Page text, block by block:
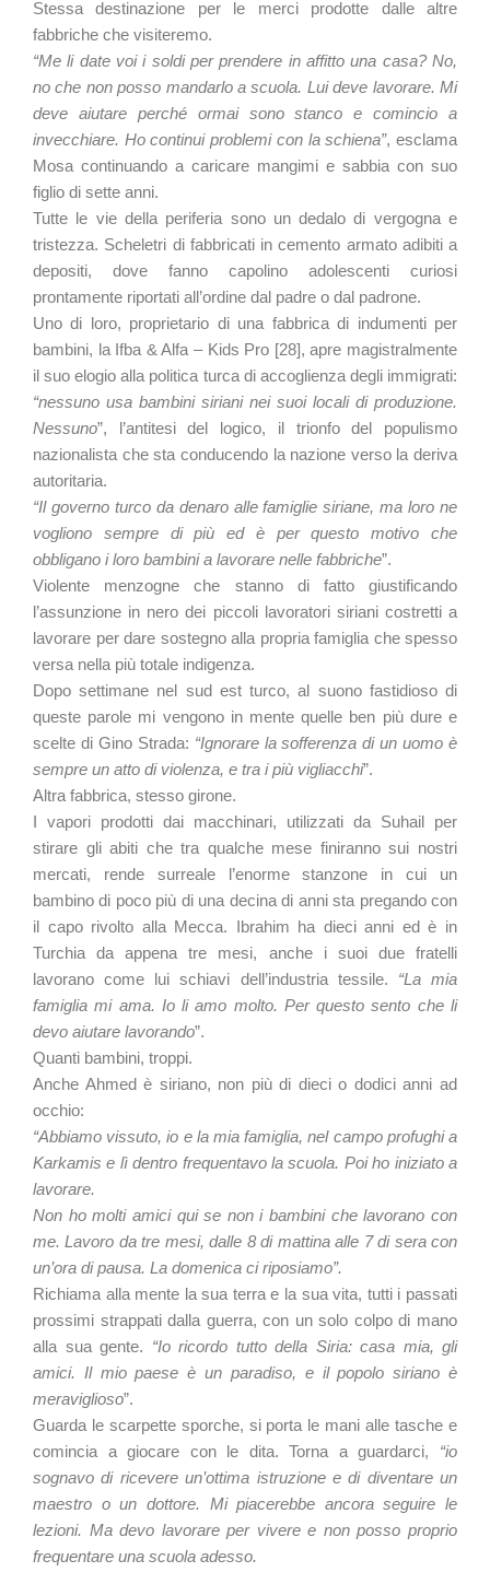
Stessa destinazione per le merci prodotte dalle altre
fabbriche che visiteremo.
“Me li date voi i soldi per prendere in affitto una casa? No,
no che non posso mandarlo a scuola. Lui deve lavorare. Mi
deve aiutare perché ormai sono stanco e comincio a
invecchiare. Ho continui problemi con la schiena”, esclama
Mosa continuando a caricare mangimi e sabbia con suo
figlio di sette anni.
Tutte le vie della periferia sono un dedalo di vergogna e
tristezza. Scheletri di fabbricati in cemento armato adibiti a
depositi, dove fanno capolino adolescenti curiosi
prontamente riportati all’ordine dal padre o dal padrone.
Uno di loro, proprietario di una fabbrica di indumenti per
bambini, la Ifba & Alfa – Kids Pro [28], apre magistralmente
il suo elogio alla politica turca di accoglienza degli immigrati:
“nessuno usa bambini siriani nei suoi locali di produzione.
Nessuno”, l’antitesi del logico, il trionfo del populismo
nazionalista che sta conducendo la nazione verso la deriva
autoritaria.
“Il governo turco da denaro alle famiglie siriane, ma loro ne
vogliono sempre di più ed è per questo motivo che
obbligano i loro bambini a lavorare nelle fabbriche”.
Violente menzogne che stanno di fatto giustificando
l’assunzione in nero dei piccoli lavoratori siriani costretti a
lavorare per dare sostegno alla propria famiglia che spesso
versa nella più totale indigenza.
Dopo settimane nel sud est turco, al suono fastidioso di
queste parole mi vengono in mente quelle ben più dure e
scelte di Gino Strada: “Ignorare la sofferenza di un uomo è
sempre un atto di violenza, e tra i più vigliacchi”.
Altra fabbrica, stesso girone.
I vapori prodotti dai macchinari, utilizzati da Suhail per
stirare gli abiti che tra qualche mese finiranno sui nostri
mercati, rende surreale l’enorme stanzone in cui un
bambino di poco più di una decina di anni sta pregando con
il capo rivolto alla Mecca. Ibrahim ha dieci anni ed è in
Turchia da appena tre mesi, anche i suoi due fratelli
lavorano come lui schiavi dell’industria tessile. “La mia
famiglia mi ama. Io li amo molto. Per questo sento che li
devo aiutare lavorando”.
Quanti bambini, troppi.
Anche Ahmed è siriano, non più di dieci o dodici anni ad
occhio:
“Abbiamo vissuto, io e la mia famiglia, nel campo profughi a
Karkamis e lì dentro frequentavo la scuola. Poi ho iniziato a
lavorare.
Non ho molti amici qui se non i bambini che lavorano con
me. Lavoro da tre mesi, dalle 8 di mattina alle 7 di sera con
un’ora di pausa. La domenica ci riposiamo”.
Richiama alla mente la sua terra e la sua vita, tutti i passati
prossimi strappati dalla guerra, con un solo colpo di mano
alla sua gente. “Io ricordo tutto della Siria: casa mia, gli
amici. Il mio paese è un paradiso, e il popolo siriano è
meraviglioso”.
Guarda le scarpette sporche, si porta le mani alle tasche e
comincia a giocare con le dita. Torna a guardarci, “io
sognavo di ricevere un’ottima istruzione e di diventare un
maestro o un dottore. Mi piacerebbe ancora seguire le
lezioni. Ma devo lavorare per vivere e non posso proprio
frequentare una scuola adesso.